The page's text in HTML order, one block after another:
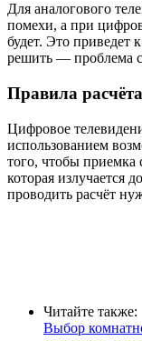
Для аналогового
помехи, а при
будет. Это приведет
решить — проблема
Правила расчёта
Цифровое
использованием
того, чтобы приемка
которая излучается
проводить расчёт
Читайте также:
Выбор